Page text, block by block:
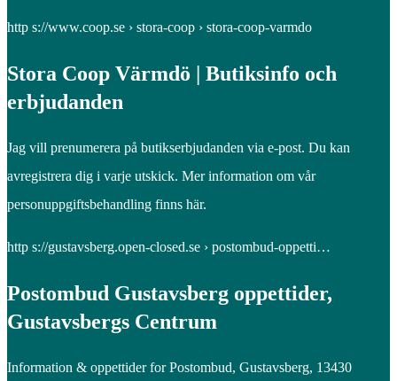
http s://www.coop.se › stora-coop › stora-coop-varmdo
Stora Coop Värmdö | Butiksinfo och
erbjudanden
Jag vill prenumerera på butikserbjudanden via e-post. Du kan
avregistrera dig i varje utskick. Mer information om vår
personuppgiftsbehandling finns här.
http s://gustavsberg.open-closed.se › postombud-oppetti…
Postombud Gustavsberg oppettider,
Gustavsbergs Centrum
Information & oppettider for Postombud, Gustavsberg, 13430